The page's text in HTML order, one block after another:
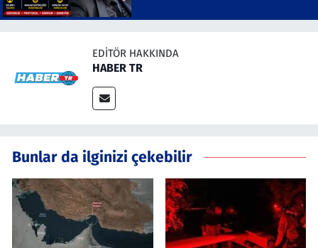
EDITÖR HAKKINDA
HABER TR
Bunlar da ilginizi çekebilir